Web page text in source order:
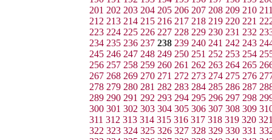
201 202 203 204 205 206 207 208 209 210
212 213 214 215 216 217 218 219 220 221
223 224 225 226 227 228 229 230 231 232
234 235 236 237 238 239 240 241 242 243
245 246 247 248 249 250 251 252 253 254
256 257 258 259 260 261 262 263 264 265
267 268 269 270 271 272 273 274 275 276
278 279 280 281 282 283 284 285 286 287
289 290 291 292 293 294 295 296 297 298
300 301 302 303 304 305 306 307 308 309
311 312 313 314 315 316 317 318 319 320
322 323 324 325 326 327 328 329 330 331